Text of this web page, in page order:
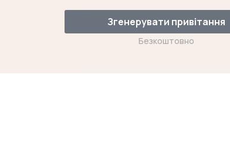
Згенерувати привітання
Безкоштовно